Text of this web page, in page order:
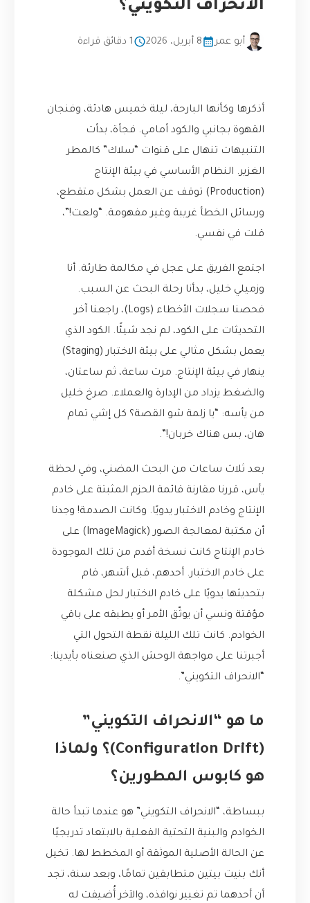
الانحراف التكويني؟
أبو عمر 8 أبريل، 2026 1 دقائق قراءة
أذكرها وكأنها البارحة، ليلة خميس هادئة، وفنجان
القهوة بجانبي والكود أمامي. فجأة، بدأت
التنبيهات تنهال على قنوات “سلاك” كالمطر
الغزير. النظام الأساسي في بيئة الإنتاج
(Production) توقف عن العمل بشكل متقطع،
ورسائل الخطأ غريبة وغير مفهومة. “ولعت!”،
قلت في نفسي.
اجتمع الفريق على عجل في مكالمة طارئة. أنا
وزميلي خليل، بدأنا رحلة البحث عن السبب.
فحصنا سجلات الأخطاء (Logs)، راجعنا آخر
التحديثات على الكود، لم نجد شيئًا. الكود الذي
يعمل بشكل مثالي على بيئة الاختبار (Staging)
ينهار في بيئة الإنتاج. مرت ساعة، ثم ساعتان،
والضغط يزداد من الإدارة والعملاء. صرخ خليل
من يأسه: “يا زلمة شو القصة؟ كل إشي تمام
هان، بس هناك خربان!”.
بعد ثلاث ساعات من البحث المضني، وفي لحظة
يأس، قررنا مقارنة قائمة الحزم المثبتة على خادم
الإنتاج وخادم الاختبار يدويًا. وكانت الصدمة! وجدنا
أن مكتبة لمعالجة الصور (ImageMagick) على
خادم الإنتاج كانت نسخة أقدم من تلك الموجودة
على خادم الاختبار. أحدهم، قبل أشهر، قام
بتحديثها يدويًا على خادم الاختبار لحل مشكلة
مؤقتة ونسي أن يوثّق الأمر أو يطبقه على باقي
الخوادم. كانت تلك الليلة نقطة التحول التي
أجبرتنا على مواجهة الوحش الذي صنعناه بأيدينا:
“الانحراف التكويني”.
ما هو “الانحراف التكويني”
(Configuration Drift)؟ ولماذا
هو كابوس المطورين؟
ببساطة، “الانحراف التكويني” هو عندما تبدأ حالة
الخوادم والبنية التحتية الفعلية بالابتعاد تدريجيًا
عن الحالة الأصلية الموثقة أو المخطط لها. تخيل
أنك بنيت بيتين متطابقين تمامًا، وبعد سنة، تجد
أن أحدهما تم تغيير نوافذه، والآخر أُضيفت له